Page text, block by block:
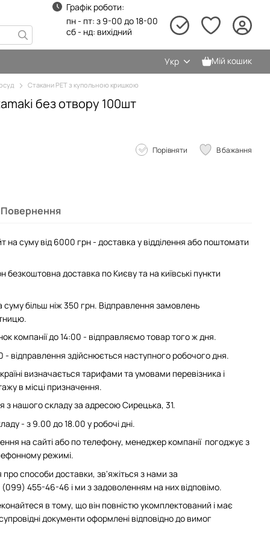
Графік роботи:
пн - пт: з 9-00 до 18-00
сб - нд: вихідний
Укр Мій кошик
Стакани PET з купольною кришкою
без отвору 100шт
Порівняти В бажання
Повернення
на суму від 6000 грн - доставка у відділення або поштомати
доставка по Києву та на київські пункти
більш ніж 350 грн. Відправлення замовлень
компанії до 14:00 - відправляємо товар того ж дня.
відправлення здійснюється наступного робочого дня.
визначається тарифами та умовами перевізника і
в місці призначення.
нашого складу за адресою Сирецька, 31.
- з 9.00 до 18.00 у робочі дні.
на сайті або по телефону, менеджер компанії погоджує з
режимі.
способи доставки, зв'яжіться з нами за
455-46-46 і ми з задоволенням на них відповімо.
в тому, що він повністю укомплектований і має
документи оформлені відповідно до вимог